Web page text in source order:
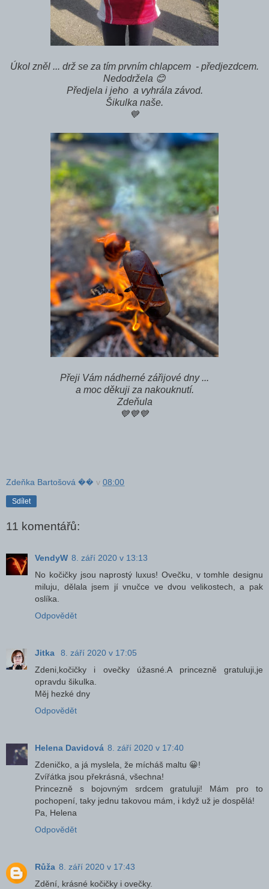
Úkol zněl ... drž se za tím prvním chlapcem - předjezdcem.
Nedodržela 😊
Předjela i jeho a vyhrála závod.
Šikulka naše.
💙
Přeji Vám nádherné zářijové dny ...
a moc děkuji za nakouknutí.
Zdeňula
💙💙💙
Zdeňka Bartošová �� v 08:00
Sdílet
11 komentářů:
VendyW 8. září 2020 v 13:13
No kočičky jsou naprostý luxus! Ovečku, v tomhle designu
miluju, dělala jsem jí vnučce ve dvou velikostech, a pak
oslíka.
Odpovědět
Jitka
8. září 2020 v 17:05
Zdeni,kočičky i ovečky úžasné.A princezně gratuluji,je
opravdu šikulka.
Měj hezké dny
Odpovědět
Helena Davidová 8. září 2020 v 17:40
Zdeničko, a já myslela, že mícháš maltu 😀!
Zvířátka jsou překrásná, všechna!
Princezně s bojovným srdcem gratuluji! Mám pro to
pochopení, taky jednu takovou mám, i když už je dospělá!
Pa, Helena
Odpovědět
Růža 8. září 2020 v 17:43
Zdění, krásné kočičky i ovečky.